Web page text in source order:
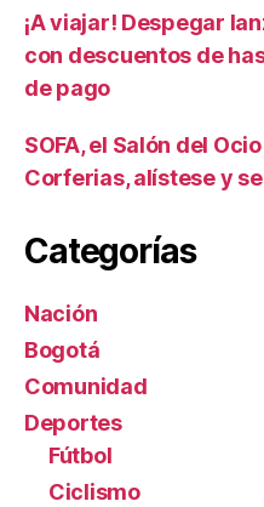
¡A viajar! Despegar
con descuentos de
de pago
SOFA, el Salón del
Corferias, alístese y
Categorías
Nación
Bogotá
Comunidad
Deportes
Fútbol
Ciclismo